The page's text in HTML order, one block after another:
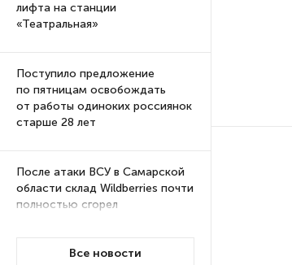
лифта на станции
«Театральная»
Поступило предложение
по пятницам освобождать
от работы одиноких россиянок
старше 28 лет
После атаки ВСУ в Самарской
области склад Wildberries почти
полностью сгорел
На заправках «Газпромнефти»
Все новости